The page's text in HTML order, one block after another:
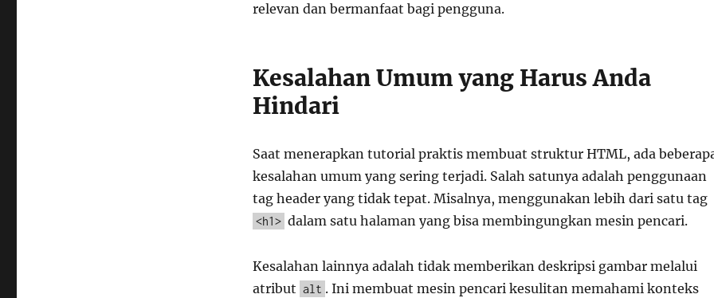
relevan dan bermanfaat bagi pengguna.
Kesalahan Umum yang Harus Anda
Hindari
Saat menerapkan tutorial praktis membuat struktur HTML, ada
kesalahan umum yang sering terjadi. Salah satunya adalah penggunaan
tag header yang tidak tepat. Misalnya, menggunakan lebih dari satu tag
<h1> dalam satu halaman yang bisa membingungkan mesin pencari.
Kesalahan lainnya adalah tidak memberikan deskripsi gambar melalui
atribut alt . Ini membuat mesin pencari kesulitan memahami konteks